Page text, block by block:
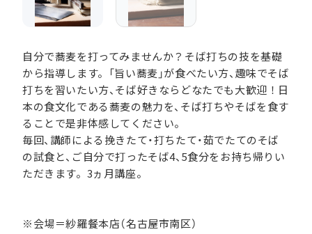
自分で蕎麦を打ってみませんか？そば打ちの技を基礎
から指導します。「旨い蕎麦」が食べたい方、趣味でそば
打ちを習いたい方、そば好きならどなたでも大歓迎！日
本の食文化である蕎麦の魅力を、そば打ちやそばを食す
ることで是非体感してください。
毎回、講師による挽きたて・打ちたて・茹でたてのそば
の試食と、ご自分で打ったそば4、5食分をお持ち帰りい
ただきます。3ヵ月講座。
※会場＝紗羅餐本店（名古屋市南区）